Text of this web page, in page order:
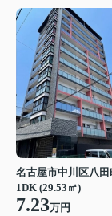
名古屋市中川区八田
1DK (29.53㎡)
7.23万円